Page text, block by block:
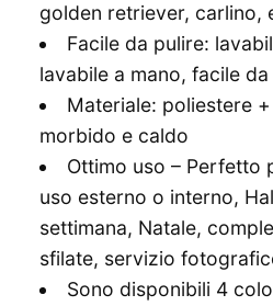
golden retriever, carlino,
Facile da pulire:
lavabile a mano, facile
Materiale: poliestere
morbido e caldo
Ottimo uso – Perfetto
uso esterno o interno,
settimana, Natale,
sfilate, servizio
Sono disponibili 4